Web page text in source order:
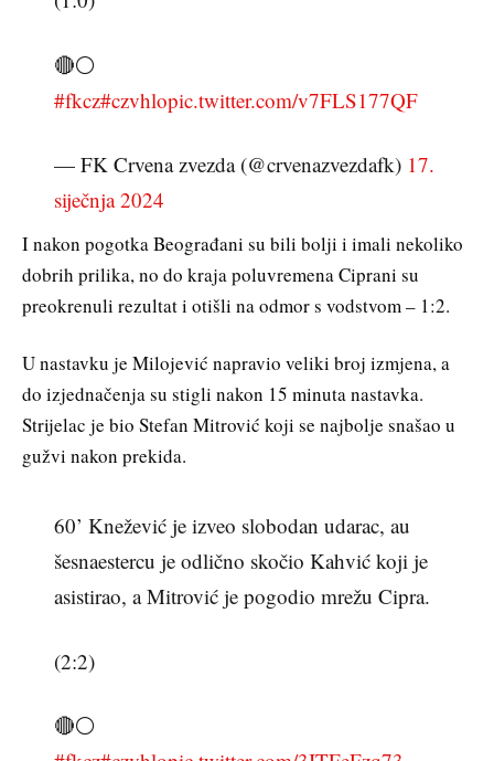
🔴⚪️
#fkcz#czvhlopic.twitter.com/v7FLS177QF
— FK Crvena zvezda (@crvenazvezdafk) 17.
siječnja 2024
I nakon pogotka Beograđani su bili bolji i imali nekoliko
dobrih prilika, no do kraja poluvremena Ciprani su
preokrenuli rezultat i otišli na odmor s vodstvom – 1:2.
U nastavku je Milojević napravio veliki broj izmjena, a
do izjednačenja su stigli nakon 15 minuta nastavka.
Strijelac je bio Stefan Mitrović koji se najbolje snašao u
gužvi nakon prekida.
60’ Knežević je izveo slobodan udarac, au
šesnaestercu je odlično skočio Kahvić koji je
asistirao, a Mitrović je pogodio mrežu Cipra.
(2:2)
🔴⚪️